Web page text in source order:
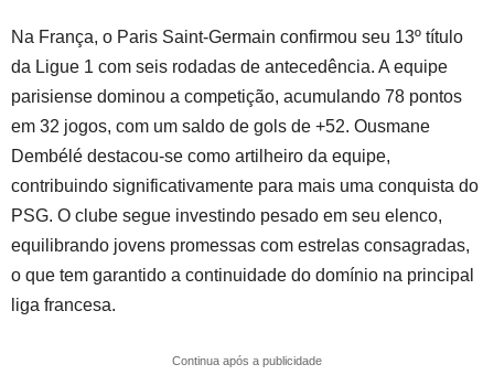
Na França, o Paris Saint-Germain confirmou seu 13º título
da Ligue 1 com seis rodadas de antecedência. A equipe
parisiense dominou a competição, acumulando 78 pontos
em 32 jogos, com um saldo de gols de +52. Ousmane
Dembélé destacou-se como artilheiro da equipe,
contribuindo significativamente para mais uma conquista do
PSG. O clube segue investindo pesado em seu elenco,
equilibrando jovens promessas com estrelas consagradas,
o que tem garantido a continuidade do domínio na principal
liga francesa.
Continua após a publicidade